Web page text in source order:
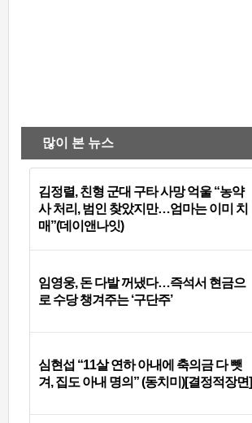
많이 본 뉴스
김정렬, 친형 군대 구타 사망 억울 “농약
사 처리, 범인 찾았지만…엄마는 이미 치
매”(데이앤나잇)
임영웅, 돈 다발 꺼냈다…즉석서 현금으
로 수당 챙겨주는 ‘구단주’
심현섭 “11살 연하 아내에 축의금 다 뺏
겨, 집도 아내 명의” (동치미)[결정적장면]